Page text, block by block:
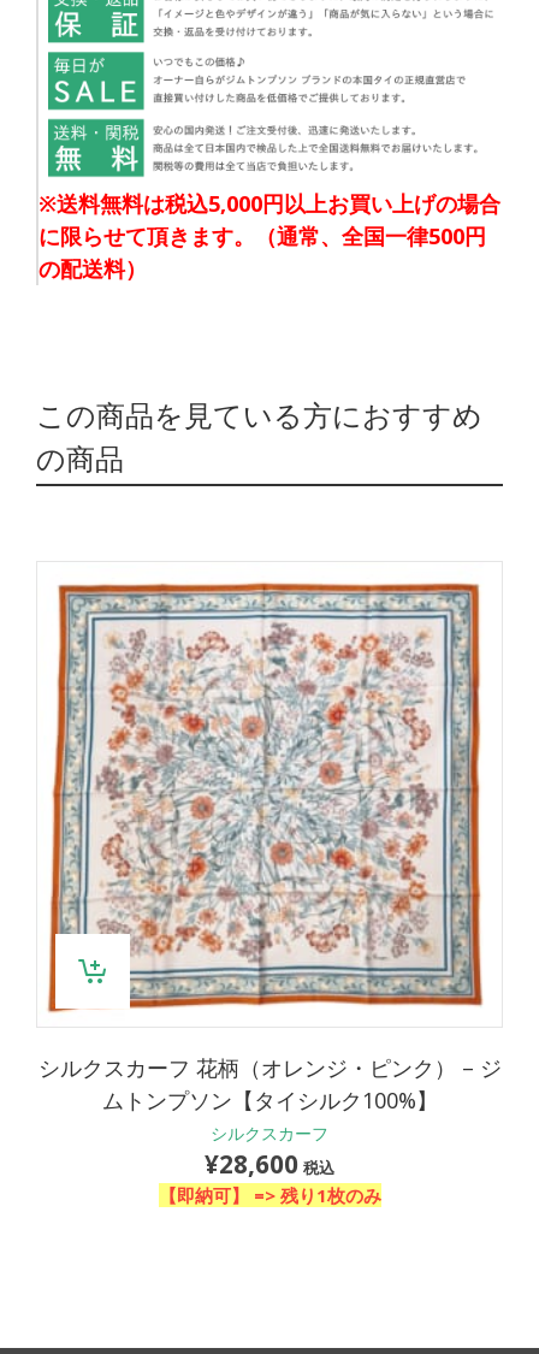
※送料無料は税込5,000円以上お買い上げの場合
に限らせて頂きます。（通常、全国一律500円
の配送料）
この商品を見ている方におすすめ
の商品
シルクスカーフ 花柄（オレンジ・ピンク） – ジ
ムトンプソン【タイシルク100%】
シルクスカーフ
¥28,600 税込
【即納可】 => 残り1枚のみ